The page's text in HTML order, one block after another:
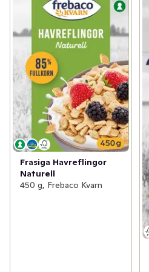
Frasiga Havreflingor
Naturell
450 g, Frebaco Kvarn